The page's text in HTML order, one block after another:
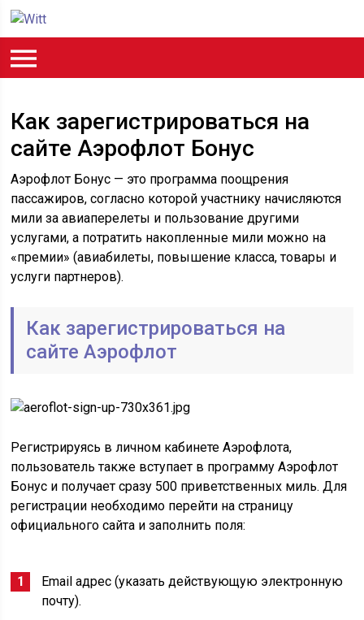
Как зарегистрироваться на
сайте Аэрофлот Бонус
Аэрофлот Бонус — это программа поощрения
пассажиров, согласно которой участнику начисляются
мили за авиаперелеты и пользование другими
услугами, а потратить накопленные мили можно на
«премии» (авиабилеты, повышение класса, товары и
услуги партнеров).
Как зарегистрироваться на
сайте Аэрофлот
Регистрируясь в личном кабинете Аэрофлота,
пользователь также вступает в программу Аэрофлот
Бонус и получает сразу 500 приветственных миль. Для
регистрации необходимо перейти на страницу
официального сайта и заполнить поля:
Email адрес (указать действующую электронную
почту).